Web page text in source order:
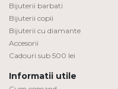
Bijuterii barbati
Bijuterii copii
Bijuterii cu diamante
Accesorii
Cadouri sub 500 lei
Informatii utile